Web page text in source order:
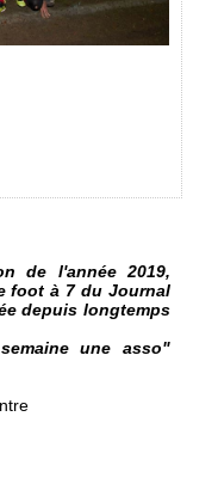
de l'année 2019,
foot à 7 du Journal
depuis longtemps
une asso"